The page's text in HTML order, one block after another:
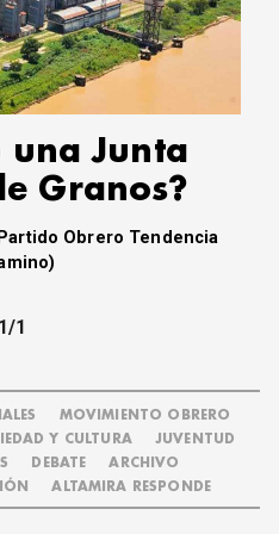
LECTORES
RESPONDE
Revista
una Junta
Granos?
Obrero Tendencia
1/1
MOVIMIENTO OBRERO
Y CULTURA
JUVENTUD
DEBATE
ARCHIVO
ALTAMIRA RESPONDE